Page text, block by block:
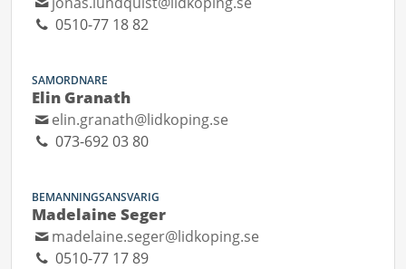
0510-77 18 82
SAMORDNARE
Elin Granath
elin.granath@lidkoping.se
073-692 03 80
BEMANNINGSANSVARIG
Madelaine Seger
madelaine.seger@lidkoping.se
0510-77 17 89